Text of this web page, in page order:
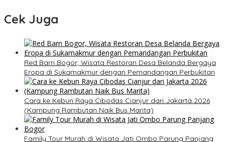
Cek Juga
Red Barn Bogor, Wisata Restoran Desa Belanda Bergaya
Eropa di Sukamakmur dengan Pemandangan Perbukitan
Cara ke Kebun Raya Cibodas Cianjur dari Jakarta 2026
(Kampung Rambutan Naik Bus Marita)
Family Tour Murah di Wisata Jati Ombo Parung Panjang